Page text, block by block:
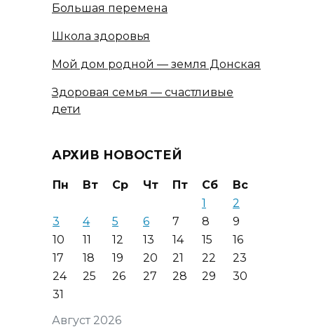
Большая перемена
Школа здоровья
Мой дом родной — земля Донская
Здоровая семья — счастливые
дети
АРХИВ НОВОСТЕЙ
Август 2026
Пн Вт Ср Чт Пт Сб
Вс
1
2
3
4 5 6 7 8
9
10
11 12 13 14 15
16
17
18 19 20 21 22
23
24
25 26 27 28 29
30
31